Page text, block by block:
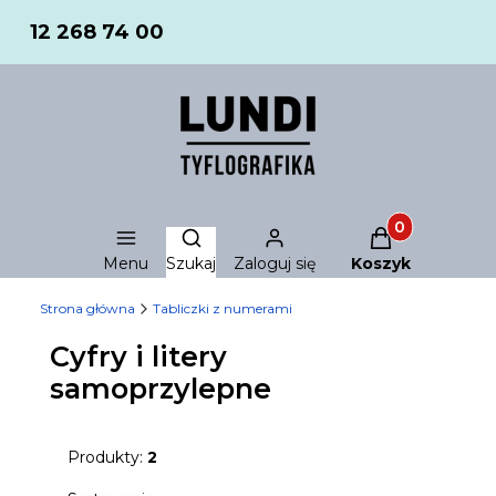
12 268 74 00
Menu
Otwórz wyszukiwarkę
Szukaj Zaloguj się
Produkty w
Koszyk
Strona główna Tabliczki z numerami
Cyfry i litery
samoprzylepne
Produkty: 2